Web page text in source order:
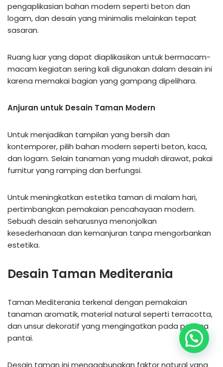
pengaplikasian bahan modern seperti beton dan
logam, dan desain yang minimalis melainkan tepat
sasaran.
Ruang luar yang dapat diaplikasikan untuk bermacam-
macam kegiatan sering kali digunakan dalam desain ini
karena memakai bagian yang gampang dipelihara.
Anjuran untuk Desain Taman Modern
Untuk menjadikan tampilan yang bersih dan
kontemporer, pilih bahan modern seperti beton, kaca,
dan logam. Selain tanaman yang mudah dirawat, pakai
furnitur yang ramping dan berfungsi.
Untuk meningkatkan estetika taman di malam hari,
pertimbangkan pemakaian pencahayaan modern.
Sebuah desain seharusnya menonjolkan
kesederhanaan dan kemanjuran tanpa mengorbankan
estetika.
Desain Taman Mediterania
Taman Mediterania terkenal dengan pemakaian
tanaman aromatik, material natural seperti terracotta,
dan unsur dekoratif yang mengingatkan pada pesona
pantai.
Desain taman ini menggabungkan faktor natural yang